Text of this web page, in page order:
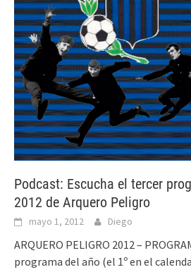
Podcast: Escucha el tercer
2012 de Arquero Peligro
mayo 1, 2012 Diego
ARQUERO PELIGRO 2012 –
programa del año (el 1º en el